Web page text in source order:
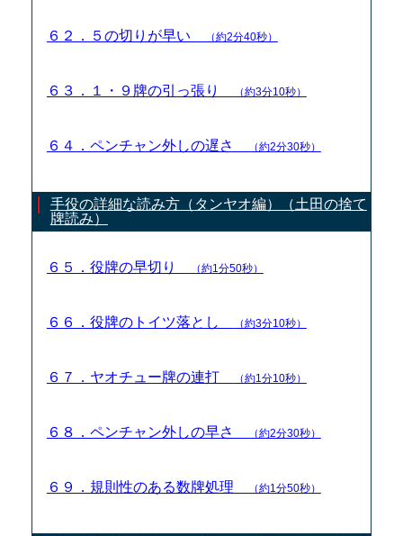
６２．５の切りが早い （約2分40秒）
６３．１・９牌の引っ張り （約3分10秒）
６４．ペンチャン外しの遅さ （約2分30秒）
手役の詳細な読み方（タンヤオ編）（土田の捨て
牌読み）
６５．役牌の早切り （約1分50秒）
６６．役牌のトイツ落とし （約3分10秒）
６７．ヤオチュー牌の連打 （約1分10秒）
６８．ペンチャン外しの早さ （約2分30秒）
６９．規則性のある数牌処理 （約1分50秒）